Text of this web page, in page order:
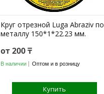
Круг отрезной Luga Abraziv по
металлу 150*1*22.23 мм.
от 200 ₸
В наличии Оптом и в розницу
Купить